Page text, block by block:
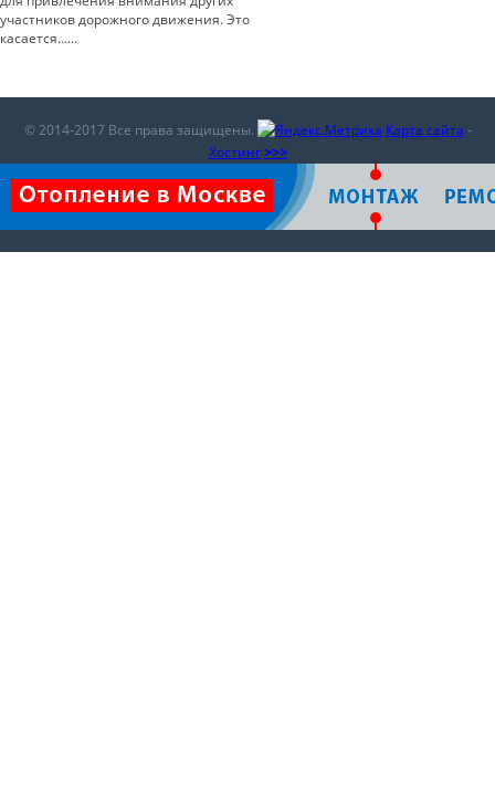
участников дорожного движения. Это
касается…...
© 2014-2017 Все права защищены. Карта сайта -
Хостинг >>>